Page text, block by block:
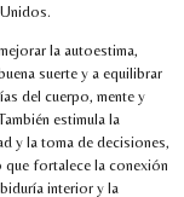
la autoestima,
suerte y a equilibrar
del cuerpo, mente y
estimula la
y la toma de decisiones,
que fortalece la conexión
interior y la